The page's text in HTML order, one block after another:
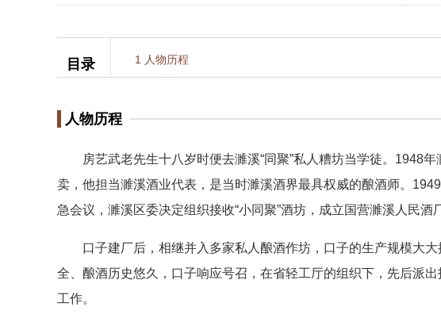
目录 1 人物历程
人物历程
房艺武老先生十八岁时便去濉溪“同聚”私人糟坊当学徒。1948年
卖，他担当濉溪酒业代表，是当时濉溪酒界最具权威的酿酒师。
急会议，濉溪区委决定组织接收“小同聚”酒坊，成立国营濉溪人民酒
口子建厂后，相继并入多家私人酿酒作坊，口子的生产规模大大
全、酿酒历史悠久，口子响应号召，在省轻工厅的组织下，先后派
工作。